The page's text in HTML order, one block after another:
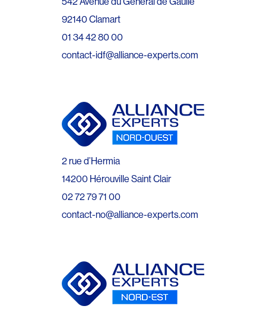
92140 Clamart
01 34 42 80 00
contact-idf@alliance-experts.com
2 rue d’Hermia
14200 Hérouville Saint Clair
02 72 79 71 00
contact-no@alliance-experts.com